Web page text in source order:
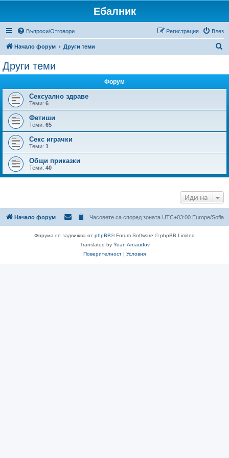
Ебалник
Въпроси/Отговори Влез
Регистрация
Начало форум Други теми
Други теми
Форум
Сексуално здраве
Теми: 6
Фетиши
Теми: 65
Секс играчки
Теми: 1
Общи приказки
Теми: 40
Иди на
Начало форум Часовете са според зоната UTC+03:00 Europe/Sofia
Форума се задвижва от phpBB® Forum Software © phpBB Limited
Translated by Yoan Arnaudov
Поверителност | Условия